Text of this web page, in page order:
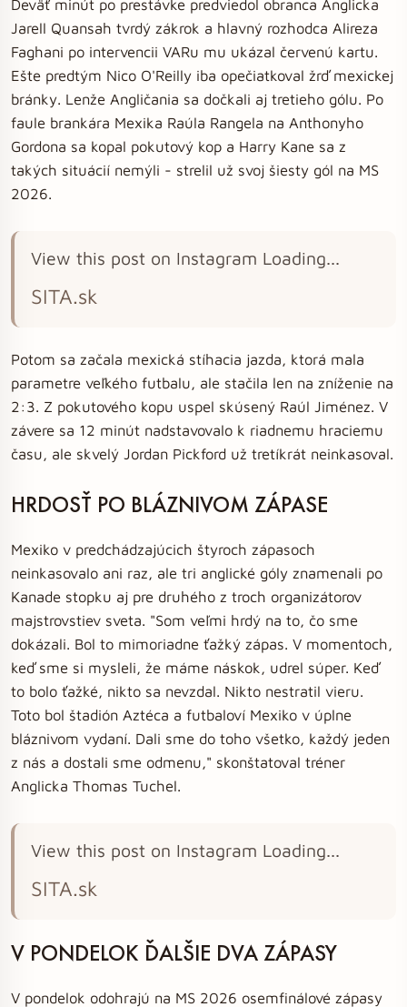
Deväť minút po prestávke predviedol obranca Anglicka
Jarell Quansah tvrdý zákrok a hlavný rozhodca Alireza
Faghani po intervencii VARu mu ukázal červenú kartu.
Ešte predtým Nico O'Reilly iba opečiatkoval žrď mexickej
bránky. Lenže Angličania sa dočkali aj tretieho gólu. Po
faule brankára Mexika Raúla Rangela na Anthonyho
Gordona sa kopal pokutový kop a Harry Kane sa z
takých situácií nemýli - strelil už svoj šiesty gól na MS
2026.
View this post on Instagram Loading...
SITA.sk
Potom sa začala mexická stíhacia jazda, ktorá mala
parametre veľkého futbalu, ale stačila len na zníženie na
2:3. Z pokutového kopu uspel skúsený Raúl Jiménez. V
závere sa 12 minút nadstavovalo k riadnemu hraciemu
času, ale skvelý Jordan Pickford už tretíkrát neinkasoval.
HRDOSŤ PO BLÁZNIVOM ZÁPASE
Mexiko v predchádzajúcich štyroch zápasoch
neinkasovalo ani raz, ale tri anglické góly znamenali po
Kanade stopku aj pre druhého z troch organizátorov
majstrovstiev sveta. "Som veľmi hrdý na to, čo sme
dokázali. Bol to mimoriadne ťažký zápas. V momentoch,
keď sme si mysleli, že máme náskok, udrel súper. Keď
to bolo ťažké, nikto sa nevzdal. Nikto nestratil vieru.
Toto bol štadión Aztéca a futbaloví Mexiko v úplne
bláznivom vydaní. Dali sme do toho všetko, každý jeden
z nás a dostali sme odmenu," skonštatoval tréner
Anglicka Thomas Tuchel.
View this post on Instagram Loading...
SITA.sk
V PONDELOK ĎALŠIE DVA ZÁPASY
V pondelok odohrajú na MS 2026 osemfinálové zápasy